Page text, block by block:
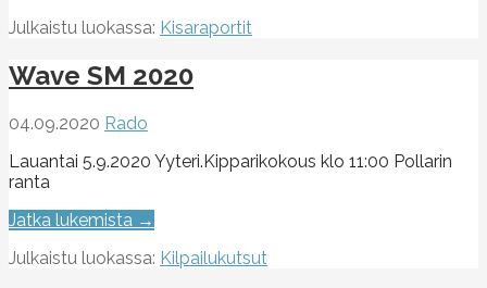
Julkaistu luokassa: Kisaraportit
Wave SM 2020
04.09.2020 Rado
Lauantai 5.9.2020 Yyteri.Kipparikokous klo 11:00 Pollarin
ranta
Jatka lukemista →
Julkaistu luokassa: Kilpailukutsut